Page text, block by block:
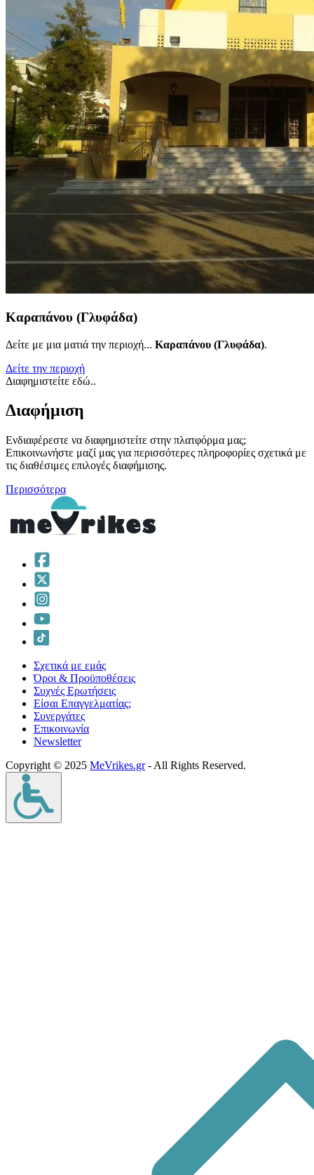
Καραπάνου (Γλυφάδα)
Δείτε με μια ματιά την περιοχή... Καραπάνου (Γλυφάδα).
Δείτε την περιοχή
Διαφημιστείτε εδώ..
Διαφήμιση
Ενδιαφέρεστε να διαφημιστείτε στην πλατφόρμα μας;
Επικοινωνήστε μαζί μας για περισσότερες πληροφορίες σχετικά με
τις διαθέσιμες επιλογές διαφήμισης.
Περισσότερα
Σχετικά με εμάς
Όροι & Προϋποθέσεις
Συχνές Ερωτήσεις
Είσαι Επαγγελματίας;
Συνεργάτες
Επικοινωνία
Νewsletter
Copyright © 2025 MeVrikes.gr- All Rights Reserved.